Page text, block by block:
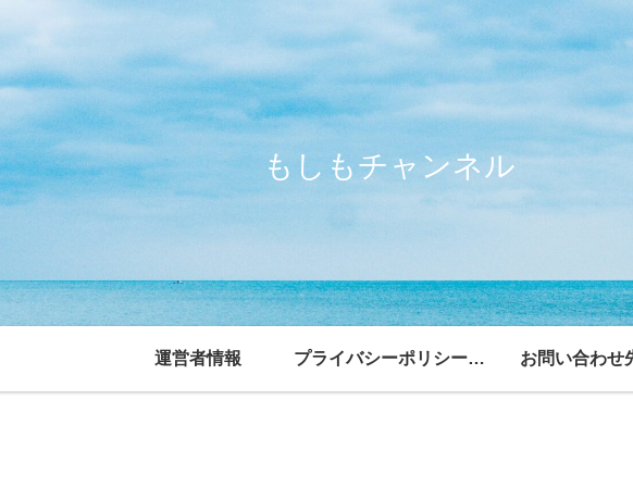
もしもチャンネル
運営者情報 プライバシーポリシー・免責事項 お問い合わせ